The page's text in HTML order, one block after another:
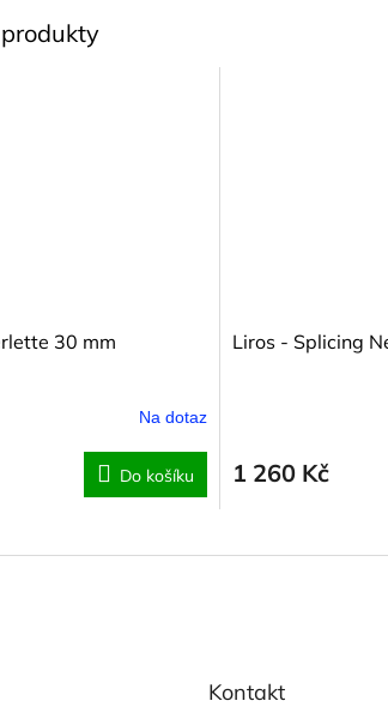
30 mm
Na dotaz
Do košíku
Liros - Splicing
1 260 Kč
Kontakt